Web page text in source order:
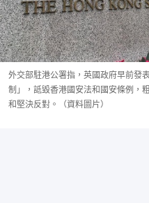
外交部駐港公署指，英國政府早前發
制」，詆毀香港國安法和國安條例，
和堅決反對。（資料圖片）